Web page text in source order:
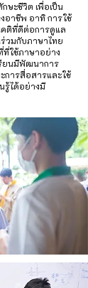
ษะชีวิต เพื่อเป็น
อาชีพ อาทิ การใช้
ติที่ดีต่อการดูแล
วมกับภาษาไทย
ที่ใช้ภาษาอย่าง
ยนมีพัฒนาการ
การสื่อสารและใช้
รู้ได้อย่างมี